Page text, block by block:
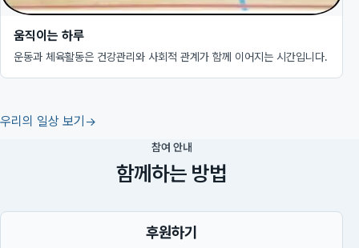
움직이는 하루
운동과 체육활동은 건강관리와 사회적 관계가 함께 이어지는 시간입니다.
우리의 일상 보기
참여 안내
함께하는 방법
후원하기